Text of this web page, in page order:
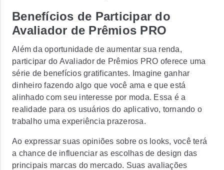
Benefícios de Participar do
Avaliador de Prêmios PRO
Além da oportunidade de aumentar sua renda,
participar do Avaliador de Prêmios PRO oferece uma
série de benefícios gratificantes. Imagine ganhar
dinheiro fazendo algo que você ama e que está
alinhado com seu interesse por moda. Essa é a
realidade para os usuários do aplicativo, tornando o
trabalho uma experiência prazerosa.
Ao expressar suas opiniões sobre os looks, você terá
a chance de influenciar as escolhas de design das
principais marcas do mercado. Suas avaliações